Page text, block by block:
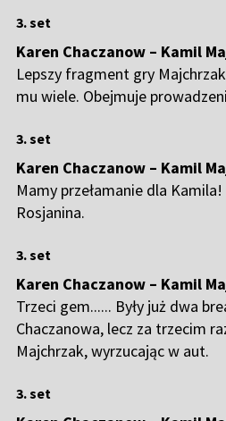
3. set
Karen Chaczanow – Kamil
Lepszy fragment gry
mu wiele. Obejmuje
3. set
Karen Chaczanow – Kamil
Mamy przełamanie dla Kamila!
Rosjanina.
3. set
Karen Chaczanow – Kamil
Trzeci gem...... Były już dwa
Chaczanowa, lecz za trzecim
Majchrzak, wyrzucając w aut.
3. set